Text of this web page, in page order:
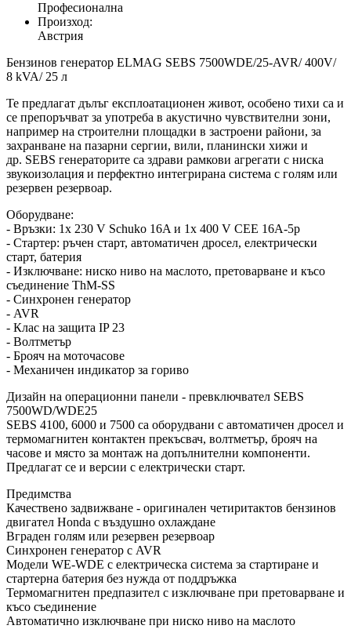
Професионална
Произход:
Австрия
Бензинов генератор ELMAG SEBS 7500WDE/25-AVR/ 400V/
8 kVA/ 25 л
Те предлагат дълъг експлоатационен живот, особено тихи са и
се препоръчват за употреба в акустично чувствителни зони,
например на строителни площадки в застроени райони, за
захранване на пазарни сергии, вили, планински хижи и
др. SEBS генераторите са здрави рамкови агрегати с ниска
звукоизолация и перфектно интегрирана система с голям или
резервен резервоар.
Оборудване:
- Връзки: 1x 230 V Schuko 16A и 1x 400 V CEE 16A-5p
- Стартер: ръчен старт, автоматичен дросел, електрически
старт, батерия
- Изключване: ниско ниво на маслото, претоварване и късо
съединение ThM-SS
- Синхронен генератор
- AVR
- Клас на защита IP 23
- Волтметър
- Брояч на моточасове
- Механичен индикатор за гориво
Дизайн на операционни панели - превключвател SEBS
7500WD/WDE25
SEBS 4100, 6000 и 7500 са оборудвани с автоматичен дросел и
термомагнитен контактен прекъсвач, волтметър, брояч на
часове и място за монтаж на допълнителни компоненти.
Предлагат се и версии с електрически старт.
Предимства
Качествено задвижване - оригинален четиритактов бензинов
двигател Honda с въздушно охлаждане
Вграден голям или резервен резервоар
Синхронен генератор с AVR
Модели WE-WDE с електрическа система за стартиране и
стартерна батерия без нужда от поддръжка
Термомагнитен предпазител с изключване при претоварване и
късо съединение
Автоматично изключване при ниско ниво на маслото